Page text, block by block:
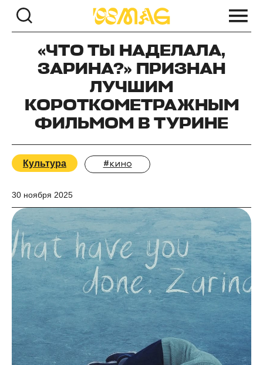
«ЧТО ТЫ НАДЕЛАЛА,
ЗАРИНА?» ПРИЗНАН
ЛУЧШИМ
КОРОТКОМЕТРАЖНЫМ
ФИЛЬМОМ В ТУРИНЕ
Культура #кино
30 ноября 2025